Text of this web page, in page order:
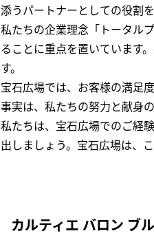
添うパートナーとしての役割を
私たちの企業理念「トータル
ることに重点を置いています
す。
宝石広場では、お客様の満足
事実は、私たちの努力と献身
私たちは、宝石広場でのご経
出しましょう。宝石広場は、
カルティエ バロン ブ